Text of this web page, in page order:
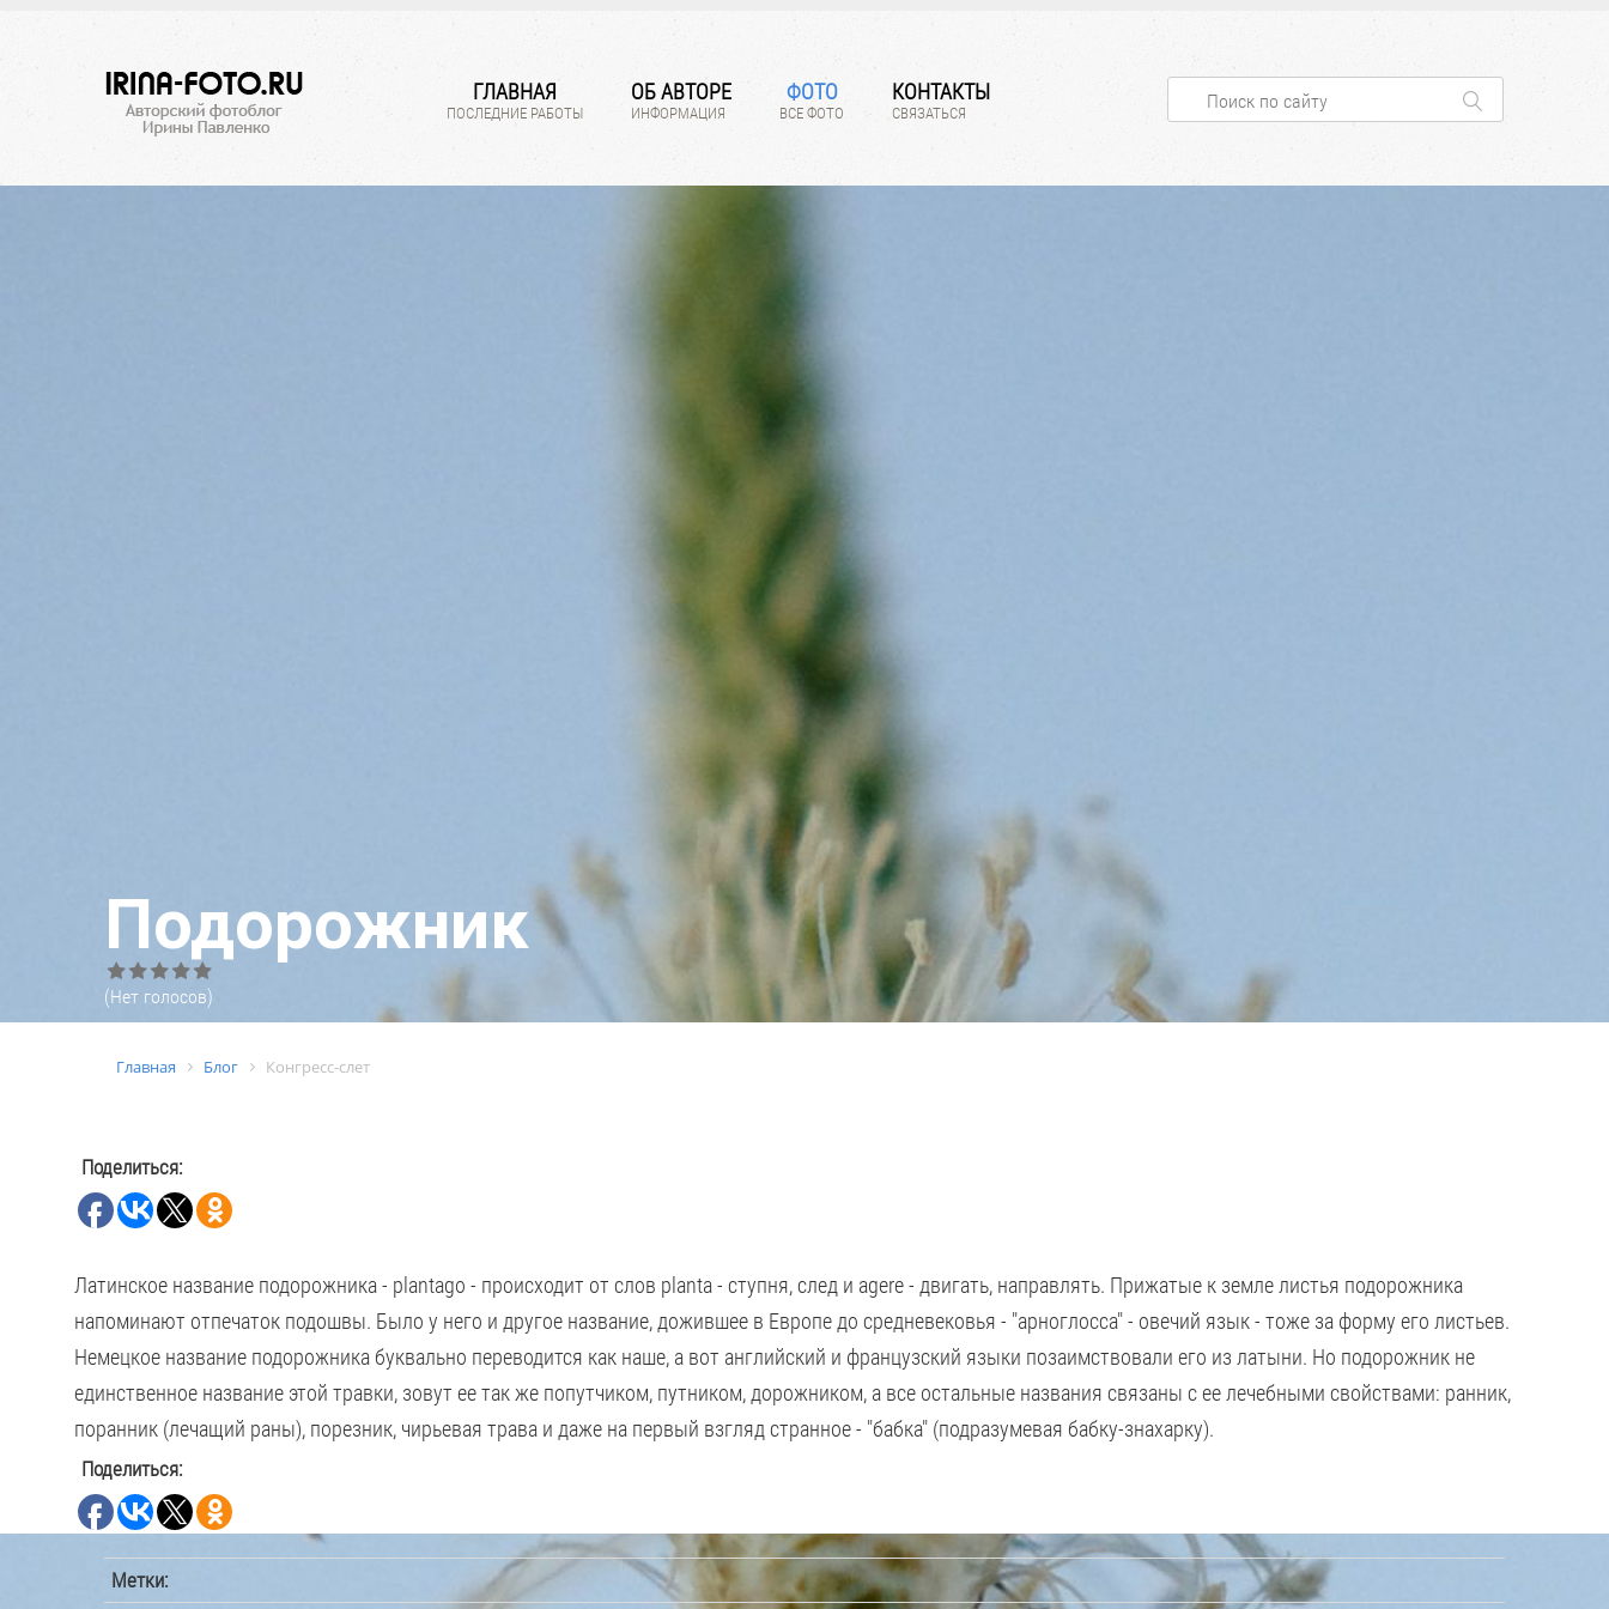
ГЛАВНАЯ
ПОСЛЕДНИЕ РАБОТЫ
ОБ АВТОРЕ
ИНФОРМАЦИЯ
ФОТО
ВСЕ ФОТО
КОНТАКТЫ
СВЯЗАТЬСЯ
Подорожник
(Нет голосов)
Главная Блог Конгресс-слет
Поделиться:
Латинское название подорожника - plantago - происходит от слов planta - ступня, след и agere - двигать, направлять. Прижатые к земле листья подорожника
напоминают отпечаток подошвы. Было у него и другое название, дожившее в Европе до средневековья - "арноглосса" - овечий язык - тоже за форму его листьев.
Немецкое название подорожника буквально переводится как наше, а вот английский и французский языки позаимствовали его из латыни. Но подорожник не
единственное название этой травки, зовут ее так же попутчиком, путником, дорожником, а все остальные названия связаны с ее лечебными свойствами: ранник,
поранник (лечащий раны), порезник, чирьевая трава и даже на первый взгляд странное - "бабка" (подразумевая бабку-знахарку).
Поделиться:
Метки: